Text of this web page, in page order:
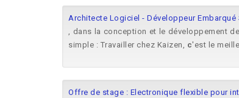
Architecte Logiciel - Développeur
, dans la conception et le développement
simple : Travailler chez Kaizen, c'est le
Offre de stage : Electronique flexible pour